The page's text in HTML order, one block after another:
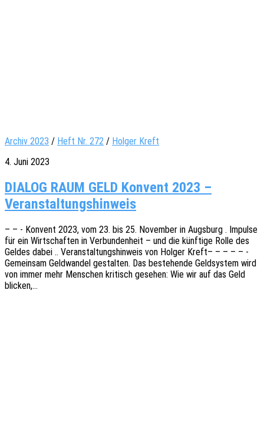
Archiv 2023 / Heft Nr. 272 / Holger Kreft
4. Juni 2023
DIALOG RAUM GELD Konvent 2023 –
Veranstaltungshinweis
– – - Konvent 2023, vom 23. bis 25. Novem­ber in Augs­burg . Impul­se
für ein Wirt­schaf­ten in Verbun­den­heit – und die künf­ti­ge Rolle des
Geldes dabei .. Veran­stal­tungs­hin­weis von Holger Kreft– – – – – -
Gemein­sam Geld­wan­del gestal­ten. Das bestehen­de Geld­sys­tem wird
von immer mehr Menschen kritisch gese­hen: Wie wir auf das Geld
blicken,…